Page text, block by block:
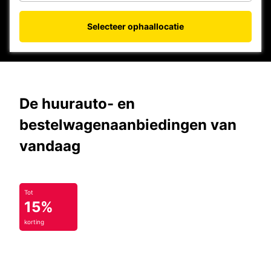
Selecteer ophaallocatie
De huurauto- en
bestelwagenaanbiedingen van
vandaag
Tot
15%
korting